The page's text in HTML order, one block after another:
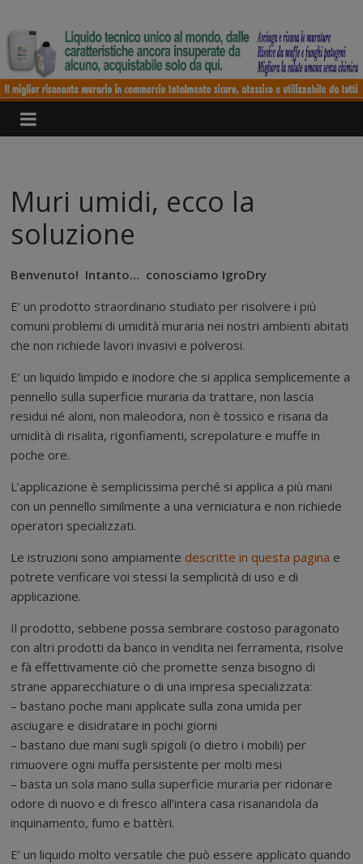
contenuto
IgroDry
Il
miglior
risanante
per
muri
in
commercio
Muri umidi, ecco la
soluzione
Benvenuto! Intanto… conosciamo IgroDry
E’ un prodotto straordinario studiato per risolvere i più
comuni problemi di umidità muraria nei nostri ambienti abitati
che non richiede lavori invasivi e polverosi.
E’ un liquido limpido e inodore che si applica semplicemente a
pennello sulla superficie muraria da trattare, non lascia
residui né aloni, non maleodora, non è tossico e risana da
umidità di risalita, rigonfiamenti, screpolature e muffe in
poche ore.
L’applicazione è semplicissima perché si applica a più mani
con un pennello similmente a una verniciatura e non richiede
operatori specializzati.
Le istruzioni sono ampiamente descritte in questa pagina e
potrete verificare voi stessi la semplicità di uso e di
applicazione.
Il prodotto, sebbene possa sembrare costoso paragonato
con altri prodotti da banco in vendita nei ferramenta, risolve
e fà effettivamente ciò che promette senza bisogno di
strane apparecchiature o di una impresa specializzata:
– bastano poche mani applicate sulla zona umida per
asciugare e disidratare in pochi giorni
– bastano due mani sugli spigoli (o dietro i mobili) per
rimuovere ogni muffa persistente per molti mesi
– basta un sola mano sulla superficie muraria per ridonare
odore di nuovo e di fresco all’intera casa risanandola da
inquinamento, fumo e battèri.
E’ un liquido molto versatile che può essere applicato quando